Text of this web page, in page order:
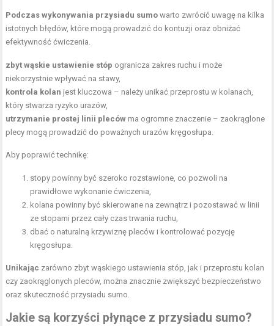
Podczas wykonywania przysiadu sumo warto zwrócić uwagę na kilka
istotnych błędów, które mogą prowadzić do kontuzji oraz obniżać
efektywność ćwiczenia.
zbyt wąskie ustawienie stóp ogranicza zakres ruchu i może
niekorzystnie wpływać na stawy,
kontrola kolan jest kluczowa – należy unikać przeprostu w kolanach,
który stwarza ryzyko urazów,
utrzymanie prostej linii pleców ma ogromne znaczenie – zaokrąglone
plecy mogą prowadzić do poważnych urazów kręgosłupa.
Aby poprawić technikę:
stopy powinny być szeroko rozstawione, co pozwoli na
prawidłowe wykonanie ćwiczenia,
kolana powinny być skierowane na zewnątrz i pozostawać w linii
ze stopami przez cały czas trwania ruchu,
dbać o naturalną krzywiznę pleców i kontrolować pozycję
kręgosłupa.
Unikając zarówno zbyt wąskiego ustawienia stóp, jak i przeprostu kolan
czy zaokrąglonych pleców, można znacznie zwiększyć bezpieczeństwo
oraz skuteczność przysiadu sumo.
Jakie są korzyści płynące z przysiadu sumo?